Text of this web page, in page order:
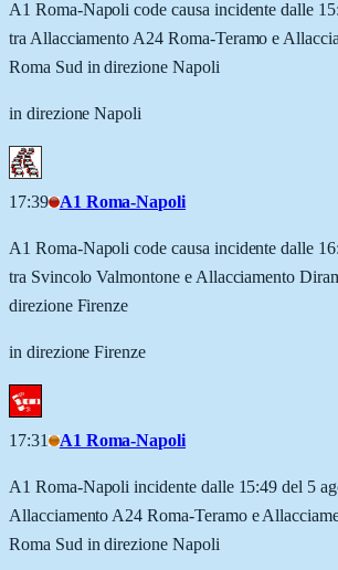
A1 Roma-Napoli code causa incidente dalle
tra Allacciamento A24 Roma-Teramo e
Roma Sud in direzione Napoli
in direzione Napoli
17:39 A1 Roma-Napoli
A1 Roma-Napoli code causa incidente dalle
tra Svincolo Valmontone e Allacciamento
direzione Firenze
in direzione Firenze
17:31 A1 Roma-Napoli
A1 Roma-Napoli incidente dalle 15:49 del 5
Allacciamento A24 Roma-Teramo e
Roma Sud in direzione Napoli